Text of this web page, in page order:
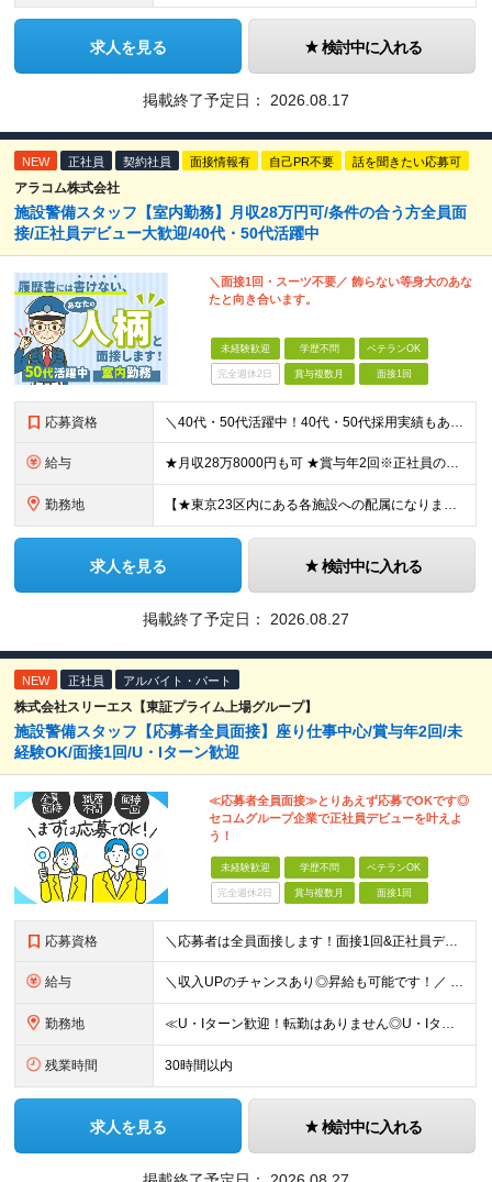
求人を見る 検討中に入れる
掲載終了予定日： 2026.08.17
NEW 正社員 契約社員 面接情報有 自己PR不要 話を聞きたい応募可
アラコム株式会社
施設警備スタッフ【室内勤務】月収28万円可/条件の合う方全員面
接/正社員デビュー大歓迎/40代・50代活躍中
＼面接1回・スーツ不要／ 飾らない等身大のあな
たと向き合います。
未経験歓迎 学歴不問 ベテランOK
完全週休2日 賞与複数月 面接1回
応募資格 ＼40代・50代活躍中！40代・50代採用実績もあります◎／ ◆学歴不問 ◆未経験OK 【正社員デビュー、ブランクのある方も大歓迎！】 まずは面接にてお話しましょう♪ 【契約更新の可能性】あり／雇用
給与 ★月収28万8000円も可 ★賞与年2回※正社員のみ 【正社員の場合】 月給236,100円～ ※残業が発生した場合、超過分は別途支給します ※試用期間4ヵ月あり。期間中の給与・待遇の差異はありませ
勤務地 【★東京23区内にある各施設への配属になります★】 ・東京駅（丸の内エリア） ・紀尾井町（赤坂見附エリア）な ・新橋 ・有楽町 ・浜松町 ・田町 ・三鷹市（防災公園の施設 国内データセンター） ・渋
求人を見る 検討中に入れる
掲載終了予定日： 2026.08.27
NEW 正社員 アルバイト・パート
株式会社スリーエス【東証プライム上場グループ】
施設警備スタッフ【応募者全員面接】座り仕事中心/賞与年2回/未
経験OK/面接1回/U・Iターン歓迎
≪応募者全員面接≫とりあえず応募でOKです◎
セコムグループ企業で正社員デビューを叶えよ
う！
未経験歓迎 学歴不問 ベテランOK
完全週休2日 賞与複数月 面接1回
応募資格 ＼応募者は全員面接します！面接1回&正社員デビューも歓迎◎／ ◆学歴不問 ◆未経験OK ＜応募者は全員面接します！＞ 当社が大切にしているのは「素直で、コツコツ仕事に取り組める」こと。 入社後サポー
給与 ＼収入UPのチャンスあり◎昇給も可能です！／ ◆正社員 月給(地域による）＋グレード手当、深夜手当、残業代（全額支給）等の各種手当＋賞与年2回 ＜東京都／神奈川県（横浜市）＞ 月給21万4000円～
勤務地 ≪U・Iターン歓迎！転勤はありません◎U・Iターン歓迎◎マイカー通勤OK（勤務地による）≫ 東京都・横浜市・千葉県・埼玉県・栃木県・山梨県・茨城県いずれかのエリアでの勤務となります。 勤務地はお住ま
残業時間 30時間以内
求人を見る 検討中に入れる